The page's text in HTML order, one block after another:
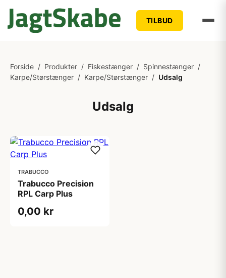
TILBUD
Forside / Produkter / Fiskestænger / Spinnestænger /
Karpe/Størstænger / Karpe/Størstænger / Udsalg
Udsalg
TRABUCCO
Trabucco Precision
RPL Carp Plus
0,00 kr